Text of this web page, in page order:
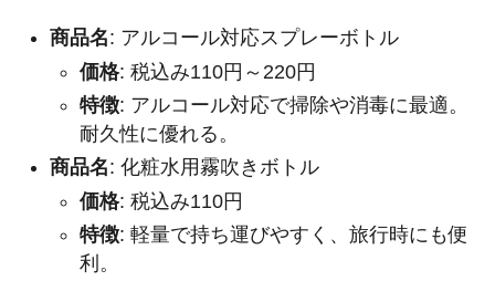
商品名: アルコール対応スプレーボトル
価格: 税込み110円～220円
特徴: アルコール対応で掃除や消毒に最適。
耐久性に優れる。
商品名: 化粧水用霧吹きボトル
価格: 税込み110円
特徴: 軽量で持ち運びやすく、旅行時にも便
利。